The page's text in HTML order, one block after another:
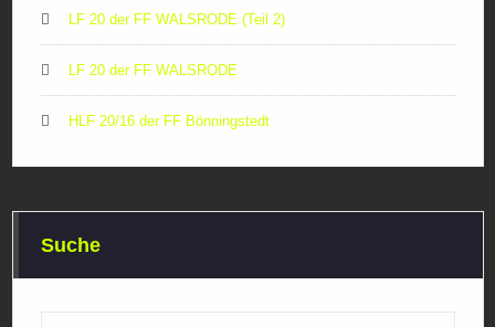
LF 20 der FF WALSRODE (Teil 2)
LF 20 der FF WALSRODE
HLF 20/16 der FF Bönningstedt
Suche